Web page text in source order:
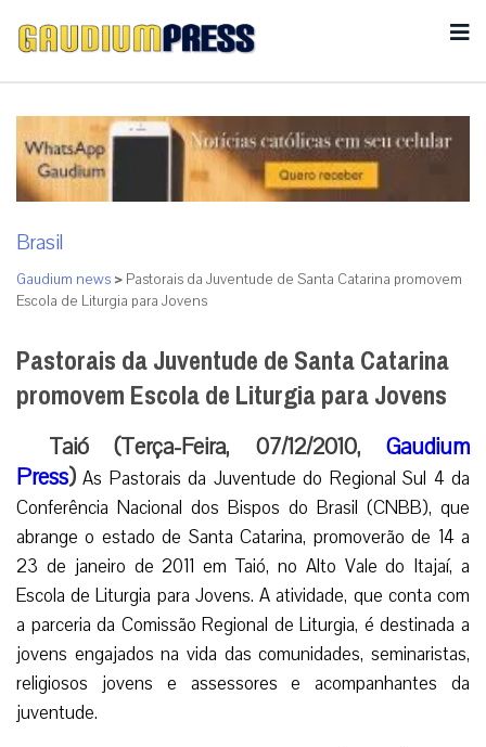
Brasil
Gaudium news > Pastorais da Juventude de Santa Catarina promovem
Escola de Liturgia para Jovens
Pastorais da Juventude de Santa Catarina
promovem Escola de Liturgia para Jovens
Taió (Terça-Feira, 07/12/2010, Gaudium
Press) As Pastorais da Juventude do Regional Sul 4 da
Conferência Nacional dos Bispos do Brasil (CNBB), que
abrange o estado de Santa Catarina, promoverão de 14 a
23 de janeiro de 2011 em Taió, no Alto Vale do Itajaí, a
Escola de Liturgia para Jovens. A atividade, que conta com
a parceria da Comissão Regional de Liturgia, é destinada a
jovens engajados na vida das comunidades, seminaristas,
religiosos jovens e assessores e acompanhantes da
juventude.